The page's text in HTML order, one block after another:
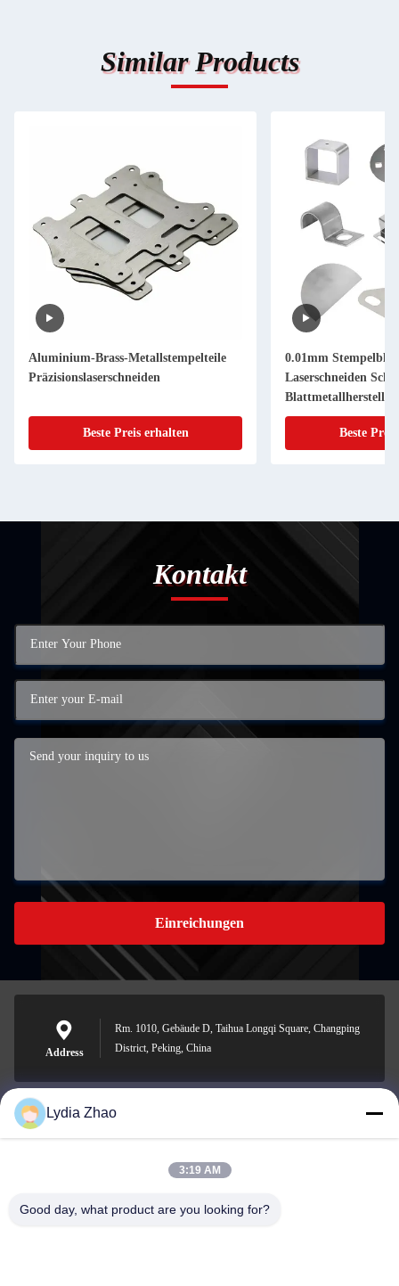
Similar Products
Aluminium-Brass-Metallstempelteile
Präzisionslaserschneiden
Beste Preis erhalten
0.01mm
Laserschneiden
Beste
Kontakt
Einreichungen
Address
Rm. 1010, Gebäude D, Taihua Longqi Square, Changping
District, Peking, China
jesingd@vip.sina.com
Lydia Zhao
3:19 AM
Good day, what product are you looking for?